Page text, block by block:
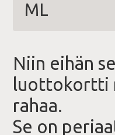
ML
Niin eihän
luottokortti
rahaa.
Se on